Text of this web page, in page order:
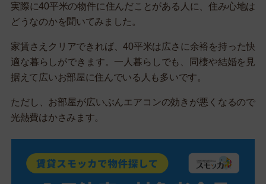
実際に40平米の物件に住んだことがある人に、住み心地は
どうなのかを聞いてみました。
家賃さえクリアできれば、40平米は広さに余裕を持った快
適な暮らしができます。一人暮らしでも、同棲や結婚を見
据えて広いお部屋に住んでいる人も多いです。
ただし、お部屋が広いぶんエアコンの効きが悪くなるので
光熱費はかさみます。